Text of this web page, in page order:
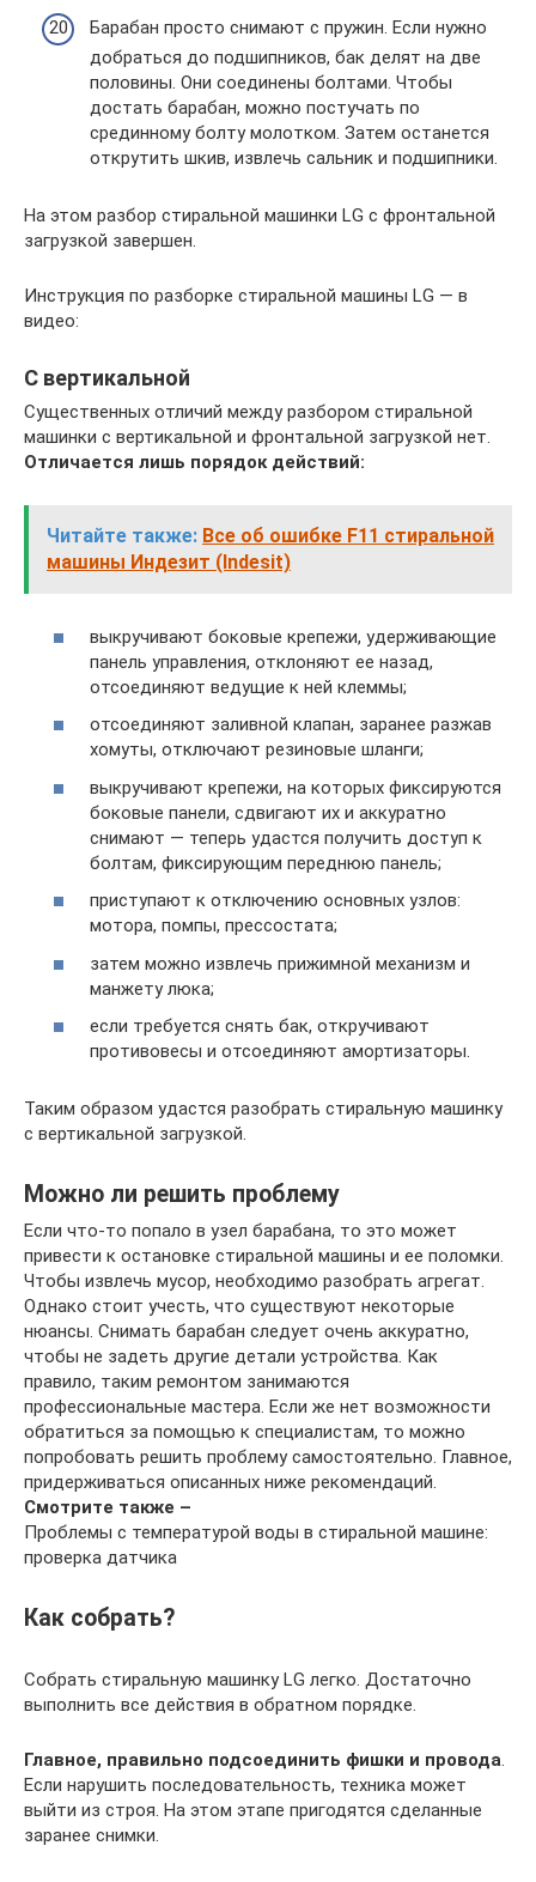
Барабан просто снимают с пружин. Если нужно
добраться до подшипников, бак делят на две
половины. Они соединены болтами. Чтобы
достать барабан, можно постучать по
срединному болту молотком. Затем останется
открутить шкив, извлечь сальник и подшипники.
На этом разбор стиральной машинки LG с фронтальной
загрузкой завершен.
Инструкция по разборке стиральной машины LG — в
видео:
С вертикальной
Существенных отличий между разбором стиральной
машинки с вертикальной и фронтальной загрузкой нет.
Отличается лишь порядок действий:
Читайте также: Все об ошибке F11 стиральной
машины Индезит (Indesit)
выкручивают боковые крепежи, удерживающие
панель управления, отклоняют ее назад,
отсоединяют ведущие к ней клеммы;
отсоединяют заливной клапан, заранее разжав
хомуты, отключают резиновые шланги;
выкручивают крепежи, на которых фиксируются
боковые панели, сдвигают их и аккуратно
снимают — теперь удастся получить доступ к
болтам, фиксирующим переднюю панель;
приступают к отключению основных узлов:
мотора, помпы, прессостата;
затем можно извлечь прижимной механизм и
манжету люка;
если требуется снять бак, откручивают
противовесы и отсоединяют амортизаторы.
Таким образом удастся разобрать стиральную машинку
с вертикальной загрузкой.
Можно ли решить проблему
Если что-то попало в узел барабана, то это может
привести к остановке стиральной машины и ее поломки.
Чтобы извлечь мусор, необходимо разобрать агрегат.
Однако стоит учесть, что существуют некоторые
нюансы. Снимать барабан следует очень аккуратно,
чтобы не задеть другие детали устройства. Как
правило, таким ремонтом занимаются
профессиональные мастера. Если же нет возможности
обратиться за помощью к специалистам, то можно
попробовать решить проблему самостоятельно. Главное,
придерживаться описанных ниже рекомендаций.
Смотрите также –
Проблемы с температурой воды в стиральной машине:
проверка датчика
Как собрать?
Собрать стиральную машинку LG легко. Достаточно
выполнить все действия в обратном порядке.
Главное, правильно подсоединить фишки и провода.
Если нарушить последовательность, техника может
выйти из строя. На этом этапе пригодятся сделанные
заранее снимки.